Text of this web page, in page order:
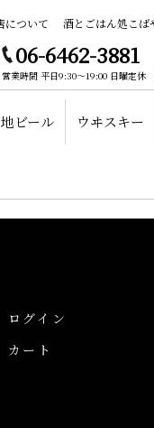
について 酒とごはん処こば
06-6462-3881
営業時間 平日9:30～19:00 日曜定休
地ビール ウヰスキー
ログイン
カート